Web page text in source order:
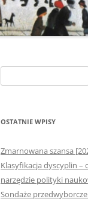
OSTATNIE WPISY
Zmarnowana szansa
Klasyfikacja dyscyplin –
narzędzie polityki
Sondaże